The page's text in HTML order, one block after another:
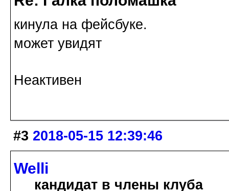
кинула на фейсбуке.
может увидят
Неактивен
#3 2018-05-15 12:39:46
Welli
кандидат в члены клуба